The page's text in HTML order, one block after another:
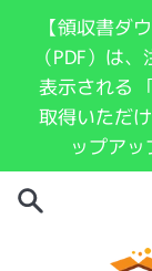
【領収書ダ
（PDF）は
表示される
取得いただ
ップアッ